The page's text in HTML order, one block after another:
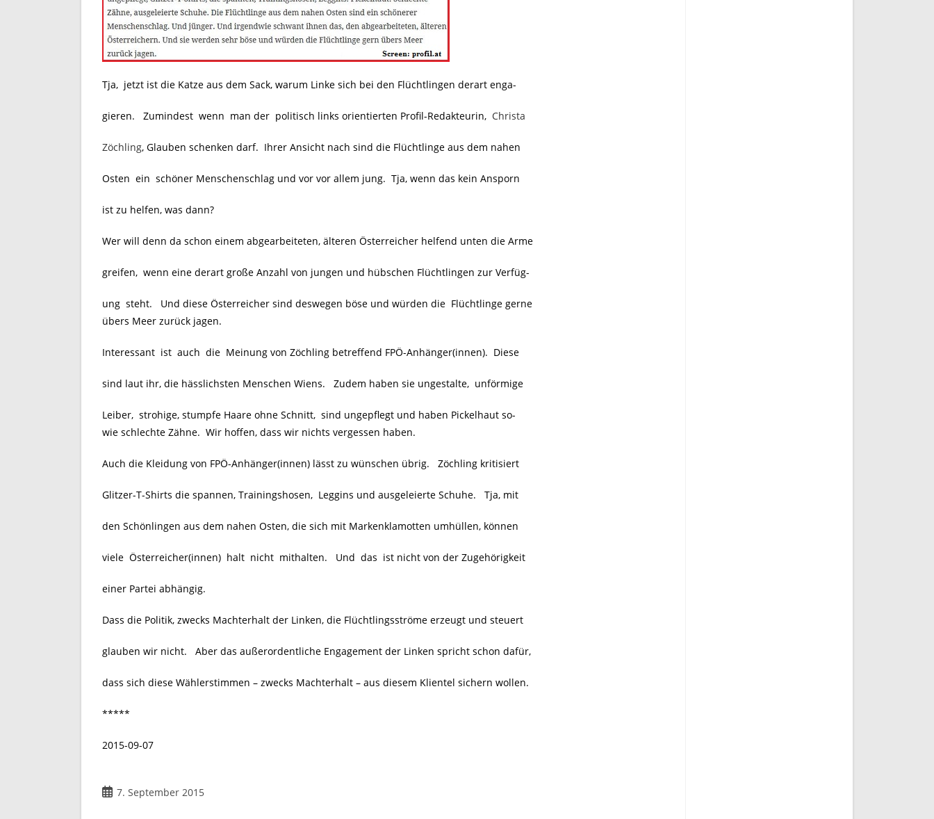
Tja, jetzt ist die Katze aus dem Sack, warum Linke sich bei den Flüchtlingen derart enga-
gieren. Zumindest wenn man der politisch links orientierten Profil-Redakteurin, Christa
Zöchling, Glauben schenken darf. Ihrer Ansicht nach sind die Flüchtlinge aus dem nahen
Osten ein schöner Menschenschlag und vor vor allem jung. Tja, wenn das kein Ansporn
ist zu helfen, was dann?
Wer will denn da schon einem abgearbeiteten, älteren Österreicher helfend unten die Arme
greifen, wenn eine derart große Anzahl von jungen und hübschen Flüchtlingen zur Verfüg-
ung steht. Und diese Österreicher sind deswegen böse und würden die Flüchtlinge gerne
übers Meer zurück jagen.
Interessant ist auch die Meinung von Zöchling betreffend FPÖ-Anhänger(innen). Diese
sind laut ihr, die hässlichsten Menschen Wiens. Zudem haben sie ungestalte, unförmige
Leiber, strohige, stumpfe Haare ohne Schnitt, sind ungepflegt und haben Pickelhaut so-
wie schlechte Zähne. Wir hoffen, dass wir nichts vergessen haben.
Auch die Kleidung von FPÖ-Anhänger(innen) lässt zu wünschen übrig. Zöchling kritisiert
Glitzer-T-Shirts die spannen, Trainingshosen, Leggins und ausgeleierte Schuhe. Tja, mit
den Schönlingen aus dem nahen Osten, die sich mit Markenklamotten umhüllen, können
viele Österreicher(innen) halt nicht mithalten. Und das ist nicht von der Zugehörigkeit
einer Partei abhängig.
Dass die Politik, zwecks Machterhalt der Linken, die Flüchtlingsströme erzeugt und steuert
glauben wir nicht. Aber das außerordentliche Engagement der Linken spricht schon dafür,
dass sich diese Wählerstimmen – zwecks Machterhalt – aus diesem Klientel sichern wollen.
*****
2015-09-07
7. September 2015